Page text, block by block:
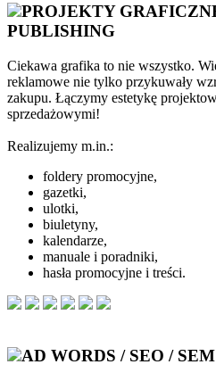
PROJEKTY
PUBLISHING
Ciekawa grafika to nie wszystko.
reklamowe nie tylko przykuwały
zakupu. Łączymy estetykę
sprzedażowymi!
Realizujemy m.in.:
foldery promocyjne,
gazetki,
ulotki,
biuletyny,
kalendarze,
manuale i poradniki,
hasła promocyjne i treści.
AD WORDS / SEO / SEM